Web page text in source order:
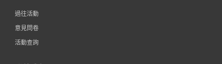
過往活動
意見問卷
活動查詢